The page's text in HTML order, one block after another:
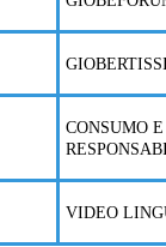
CONSUMO
VIDEO